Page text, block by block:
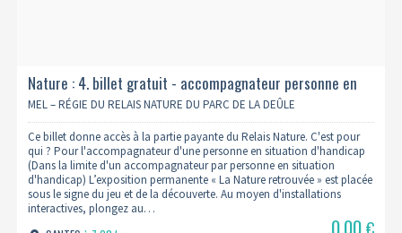
Nature : 4. billet gratuit - accompagnateur personne en
situation de handicap
MEL – RÉGIE DU RELAIS NATURE DU PARC DE LA DEÛLE
Ce billet donne accès à la partie payante du Relais Nature. C'est pour
qui ? Pour l'accompagnateur d'une personne en situation d'handicap
(Dans la limite d'un accompagnateur par personne en situation
d'handicap) L’exposition permanente « La Nature retrouvée » est placée
sous le signe du jeu et de la découverte. Au moyen d'installations
interactives, plongez au…
0.00